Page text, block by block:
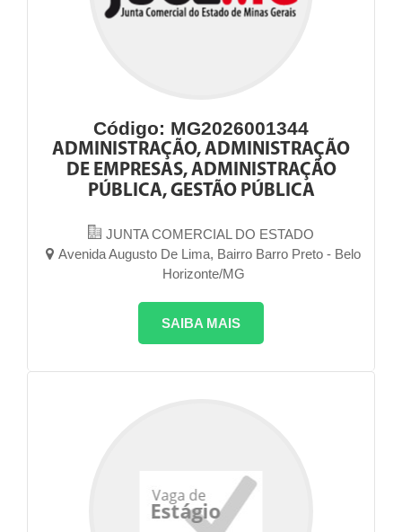
Código: MG2026001344
ADMINISTRAÇÃO, ADMINISTRAÇÃO
DE EMPRESAS, ADMINISTRAÇÃO
PÚBLICA, GESTÃO PÚBLICA
JUNTA COMERCIAL DO ESTADO
Avenida Augusto De Lima, Bairro Barro Preto - Belo
Horizonte/MG
SAIBA MAIS